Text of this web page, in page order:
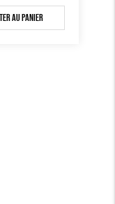
au panier